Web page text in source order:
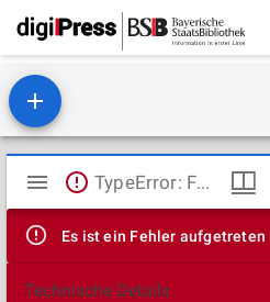
Mirador
Viewer
TypeError: Failed to fetch
Es ist ein Fehler aufgetreten
Technische Details